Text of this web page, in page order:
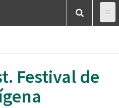
Festival de